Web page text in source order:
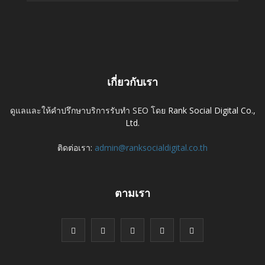
เกี่ยวกับเรา
ดูแลและให้คำปรึกษาบริการรับทำ SEO โดย Rank Social Digital Co.,
Ltd.
ติดต่อเรา: admin@ranksocialdigital.co.th
ตามเรา